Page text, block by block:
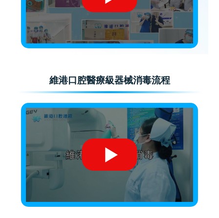
維港口腔醫療級器械消毒流程